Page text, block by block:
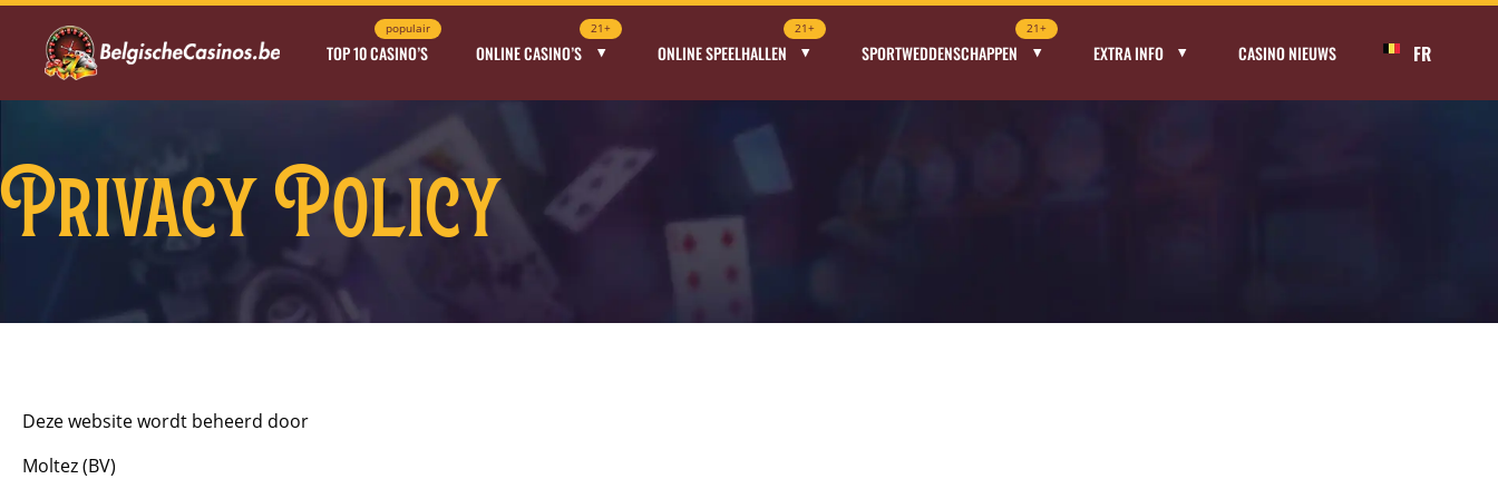
TOP 10 CASINO’S
populair
ONLINE CASINO’S
21+
ONLINE SPEELHALLEN
21+
SPORTWEDDENSCHAPPEN
21+
EXTRA INFO CASINO NIEUWS FR
Privacy Policy
Deze website wordt beheerd door
Moltez (BV)